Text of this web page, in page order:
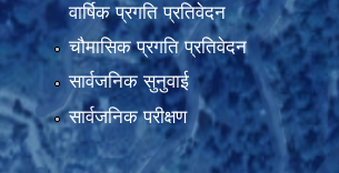
वार्षिक प्रगति प्रतिवेदन
चौमासिक प्रगति प्रतिवेदन
सार्वजनिक सुनुवाई
सार्वजनिक परीक्षण